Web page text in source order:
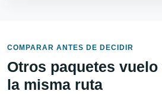
COMPARAR ANTES DE DECIDIR
Otros paquetes
la misma ruta